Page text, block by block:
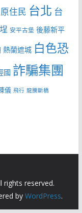
原住民 台北 台
安平古堡 後藤新平
熱蘭遮城 白色恐
國 詐騙集團
儀 飛行 龍騰斷橋
rights reserved.
by WordPress.